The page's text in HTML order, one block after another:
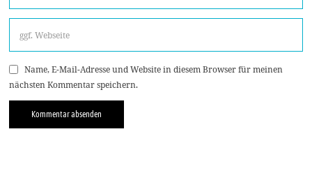
Name, E-Mail-Adresse und Website in diesem Browser für meinen
nächsten Kommentar speichern.